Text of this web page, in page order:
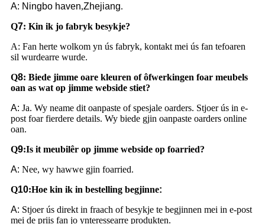
A: Ningbo haven,Zhejiang.
Q7: Kin ik jo fabryk besykje?
A: Fan herte wolkom yn ús fabryk, kontakt mei ús fan tefoaren
sil wurdearre wurde.
Q8: Biede jimme oare kleuren of ôfwerkingen foar meubels
oan as wat op jimme webside stiet?
A: Ja. Wy neame dit oanpaste of spesjale oarders. Stjoer ús in e-
post foar fierdere details. Wy biede gjin oanpaste oarders online
oan.
Q9:Is it meubilêr op jimme webside op foarried?
A: Nee, wy hawwe gjin foarried.
Q10:Hoe kin ik in bestelling begjinne:
A: Stjoer ús direkt in fraach of besykje te begjinnen mei in e-post
mei de priis fan jo ynteressearre produkten.